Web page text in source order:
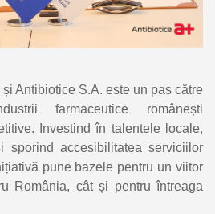
Antibiotice S.A. este un pas către
farmaceutice românești
Investind în talentele locale,
sporind accesibilitatea serviciilor
pune bazele pentru un viitor
România, cât și pentru întreaga